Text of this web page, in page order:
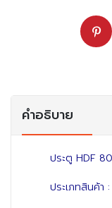
คำอธิบาย
ประตู HDF
ประเภทสินค้า